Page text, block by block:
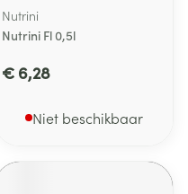
Nutrini
Nutrini Fl 0,5l
€ 6,28
Niet beschikbaar